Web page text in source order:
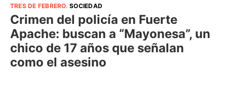
TRES DE FEBRERO.SOCIEDAD
Crimen del policía en Fuerte
Apache: buscan a “Mayonesa”, un
chico de 17 años que señalan
como el asesino